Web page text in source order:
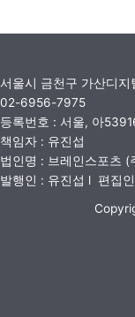
서울시 금천구 가산디
02-6956-7975
등록번호 : 서울, 아
책임자 : 유진섭
법인명 : 브레인스포츠 (
발행인 : 유진섭 l 편집